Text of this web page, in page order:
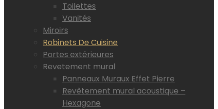
Toilettes
Vanités
Miroirs
Robinets De Cuisine
Portes extérieures
Revetement mural
Panneaux Muraux Effet Pierre
Revêtement mural acoustique –
Hexagone